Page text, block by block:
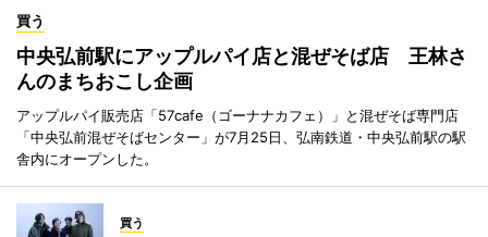
買う
中央弘前駅にアップルパイ店と混ぜそば店 王林さ
んのまちおこし企画
アップルパイ販売店「57cafe（ゴーナナカフェ）」と混ぜそば専門店
「中央弘前混ぜそばセンター」が7月25日、弘南鉄道・中央弘前駅の駅
舎内にオープンした。
買う